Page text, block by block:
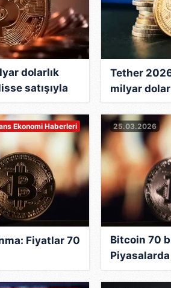
dolarlık
satışıyla
Tether
milyar dolar
Ekonomi Haberleri
Fiyatlar 70
25.03.2026
Bitcoin 70
sürüyor